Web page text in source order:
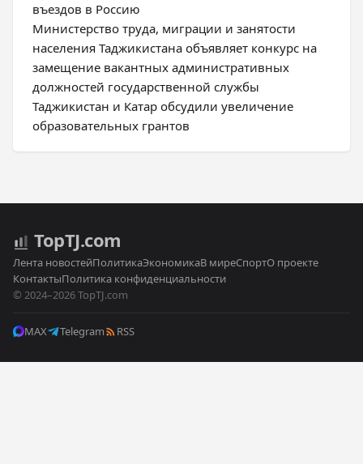
въездов в Россию
Министерство труда, миграции и занятости
населения Таджикистана объявляет конкурс на
замещение вакантных административных
должностей государственной службы
Таджикистан и Катар обсудили увеличение
образовательных грантов
TopTJ.com
Лента новостейПолитикаЭкономикаВ миреСпортО проекте
КонтактыПолитика конфиденциальности
© 2024–2026 TopTJ.com
MAX Telegram RSS